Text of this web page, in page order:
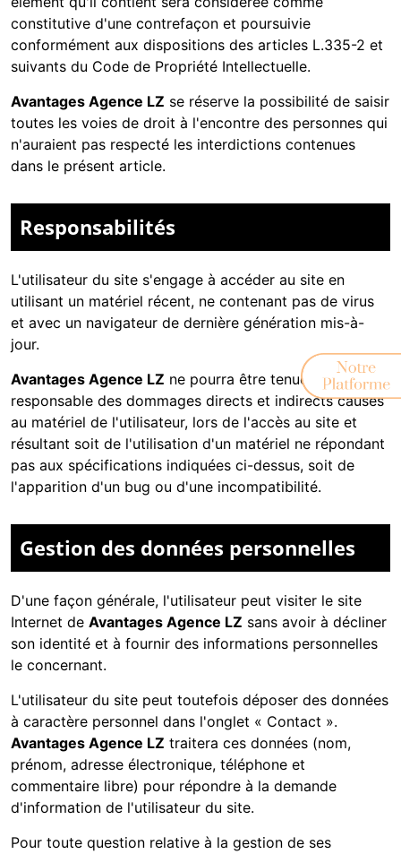
constitutive d'une contrefaçon et poursuivie
conformément aux dispositions des articles L.335-2 et
suivants du Code de Propriété Intellectuelle.
Avantages Agence LZ se réserve la possibilité de saisir
toutes les voies de droit à l'encontre des personnes qui
n'auraient pas respecté les interdictions contenues
dans le présent article.
Responsabilités
L'utilisateur du site s'engage à accéder au site en
utilisant un matériel récent, ne contenant pas de virus
et avec un navigateur de dernière génération mis-à-
jour.
Avantages Agence LZ ne pourra être tenue
responsable des dommages directs et indirects causés
au matériel de l'utilisateur, lors de l'accès au site et
résultant soit de l'utilisation d'un matériel ne répondant
pas aux spécifications indiquées ci-dessus, soit de
l'apparition d'un bug ou d'une incompatibilité.
Gestion des données personnelles
D'une façon générale, l'utilisateur peut visiter le site
Internet de Avantages Agence LZ sans avoir à décliner
son identité et à fournir des informations personnelles
le concernant.
L'utilisateur du site peut toutefois déposer des données
à caractère personnel dans l'onglet « Contact ».
Avantages Agence LZ traitera ces données (nom,
prénom, adresse électronique, téléphone et
commentaire libre) pour répondre à la demande
d'information de l'utilisateur du site.
Pour toute question relative à la gestion de ses